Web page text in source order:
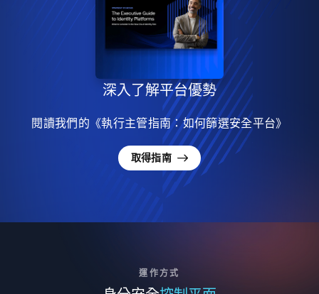
深入了解平台優勢
閱讀我們的《執行主管指南：如何篩選安全平台》
取得指南
運作方式